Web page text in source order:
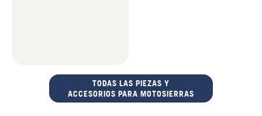
TODAS LAS PIEZAS Y
ACCESORIOS PARA MOTOSIERRAS